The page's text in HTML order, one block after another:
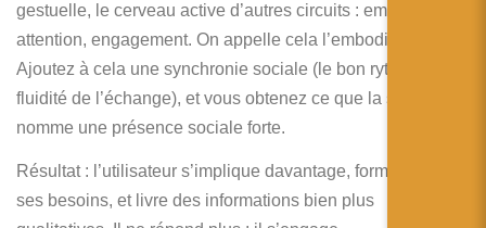
gestuelle, le cerveau active d’autres circuits : empathie,
attention, engagement. On appelle cela l’embodiment.
Ajoutez à cela une synchronie sociale (le bon rythme, la
fluidité de l’échange), et vous obtenez ce que la science
nomme une présence sociale forte.
Résultat : l’utilisateur s’implique davantage, formule mieux
ses besoins, et livre des informations bien plus